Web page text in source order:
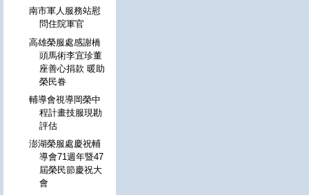
南市軍人服務站慰
問住院軍官
高雄榮服處感謝橋
頭馬術李宜珍董
座善心捐款 暖助
榮民眷
輔導會視導岡榮中
程計畫技服現勘
評估
澎湖榮服處慶祝輔
導會71週年暨47
屆榮民節慶祝大
會